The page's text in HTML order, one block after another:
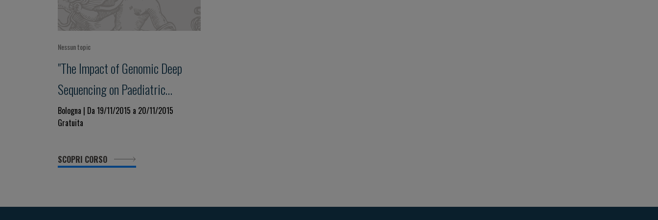
Nessun topic
"The Impact of Genomic Deep
Sequencing on Paediatric
Research and Clinical Practice"
Bologna | Da 19/11/2015 a 20/11/2015
Gratuita
SCOPRI CORSO